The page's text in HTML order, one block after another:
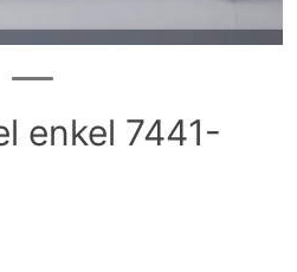
enkel 7441-